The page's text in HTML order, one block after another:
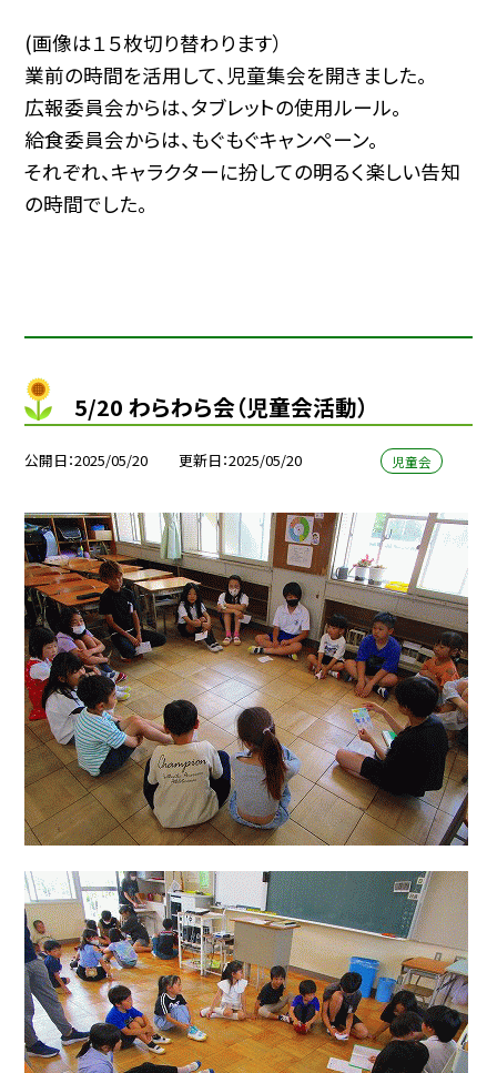
(画像は１５枚切り替わります）
業前の時間を活用して、児童集会を開きました。
広報委員会からは、タブレットの使用ルール。
給食委員会からは、もぐもぐキャンペーン。
それぞれ、キャラクターに扮しての明るく楽しい告知
の時間でした。
5/20 わらわら会（児童会活動）
公開日 2025/05/20 更新日 2025/05/20 児童会